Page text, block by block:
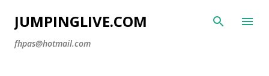
Ir al contenido principal
JUMPINGLIVE.COM
fhpas@hotmail.com